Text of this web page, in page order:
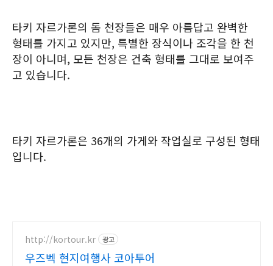
타키 자르가론의 돔 천장들은 매우 아름답고 완벽한
형태를 가지고 있지만, 특별한 장식이나 조각을 한 천
장이 아니며, 모든 천장은 건축 형태를 그대로 보여주
고 있습니다.
타키 자르가론은 36개의 가게와 작업실로 구성된 형태
입니다.
http://kortour.kr 광고
우즈벡 현지여행사 코아투어